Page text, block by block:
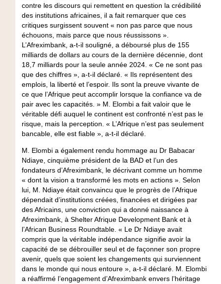
contre les discours qui remettent en question la crédibilité
des institutions africaines, il a fait remarquer que ces
critiques surgissent souvent « non pas parce que nous
échouons, mais parce que nous réussissons ».
L’Afreximbank, a-t-il souligné, a déboursé plus de 155
milliards de dollars au cours de la dernière décennie, dont
18,7 milliards pour la seule année 2024. « Ce ne sont pas
que des chiffres », a-t-il déclaré. « Ils représentent des
emplois, la liberté et l’espoir. Ils sont la preuve vivante de
ce que l’Afrique peut accomplir lorsque la confiance va de
pair avec les capacités. » M. Elombi a fait valoir que le
véritable défi auquel le continent est confronté n’est pas le
risque, mais la perception. « L’Afrique n’est pas seulement
bancable, elle est fiable », a-t-il déclaré.
M. Elombi a également rendu hommage au Dr Babacar
Ndiaye, cinquième président de la BAD et l’un des
fondateurs d’Afreximbank, le décrivant comme un homme
« dont la vision a transformé les mots en actions ». Selon
lui, M. Ndiaye était convaincu que le progrès de l’Afrique
dépendait d’institutions créées, financées et dirigées par
des Africains, une conviction qui a donné naissance à
Afreximbank, à Shelter Afrique Development Bank et à
l’African Business Roundtable. « Le Dr Ndiaye avait
compris que la véritable indépendance signifie avoir la
capacité de se débrouiller seul et de façonner son propre
avenir, quels que soient les changements qui surviennent
dans le monde qui nous entoure », a-t-il déclaré. M. Elombi
a réaffirmé l’engagement d’Afreximbank envers l’héritage